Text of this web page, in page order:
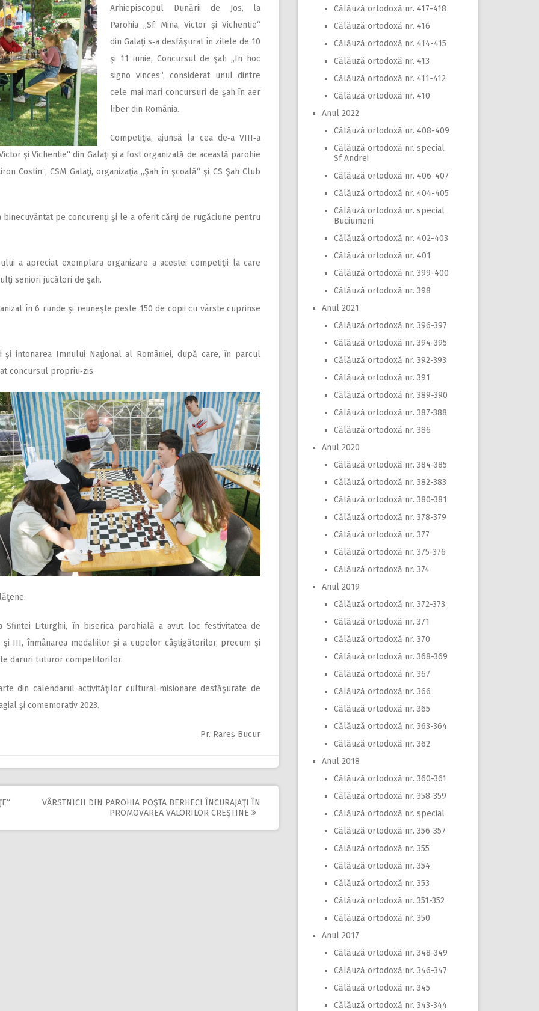
Arhiepis­copul Dunării de Jos, la
Parohia „Sf. Mina, Victor şi Vichentie“
din Galaţi s‑a desfăşurat în zilele de 10
şi 11 iunie, Concursul de şah „In hoc
signo vinces“, considerat unul dintre
cele mai mari concursuri de şah în aer
liber din România.
Competiţia, ajunsă la cea de‑a VIII‑a
şi Vichentie“ din Galaţi şi a fost organizată de această parohie
Costin“, CSM Galaţi, organizaţia „Şah în şcoală“ şi CS Şah Club
binecuvântat pe concurenţi şi le‑a oferit cărţi de rugăciune pentru
a apreciat exemplara organizare a acestei competiţii la care
seniori jucători de şah.
în 6 runde şi reuneşte peste 150 de copii cu vârste cuprinse
intonarea Imnului Naţional al României, după care, în parcul
concursul propriu‑zis.
Sfintei Liturghii, în biserica parohială a avut loc festivitatea de
III, înmânarea medaliilor şi a cupelor câştigătorilor, precum şi
daruri tuturor competitorilor.
din calendarul activităţilor cultural‑misionare desfăşurate de
şi comemorativ 2023.
Pr. Rareș Bucur
VÂRSTNICII DIN PAROHIA POŞTA BERHECI ÎNCURAJAŢI ÎN
PROMOVAREA VALORILOR CREŞTINE
Călăuză ortodoxă nr. 417-418
Călăuză ortodoxă nr. 416
Călăuză ortodoxă nr. 414-415
Călăuză ortodoxă nr. 413
Călăuză ortodoxă nr. 411-412
Călăuză ortodoxă nr. 410
Anul 2022
Călăuză ortodoxă nr. 408-409
Călăuză ortodoxă nr. special
Sf Andrei
Călăuză ortodoxă nr. 406-407
Călăuză ortodoxă nr. 404-405
Călăuză ortodoxă nr. special
Buciumeni
Călăuză ortodoxă nr. 402-403
Călăuză ortodoxă nr. 401
Călăuză ortodoxă nr. 399-400
Călăuză ortodoxă nr. 398
Anul 2021
Călăuză ortodoxă nr. 396-397
Călăuză ortodoxă nr. 394-395
Călăuză ortodoxă nr. 392-393
Călăuză ortodoxă nr. 391
Călăuză ortodoxă nr. 389-390
Călăuză ortodoxă nr. 387-388
Călăuză ortodoxă nr. 386
Anul 2020
Călăuză ortodoxă nr. 384-385
Călăuză ortodoxă nr. 382-383
Călăuză ortodoxă nr. 380-381
Călăuză ortodoxă nr. 378-379
Călăuză ortodoxă nr. 377
Călăuză ortodoxă nr. 375-376
Călăuză ortodoxă nr. 374
Anul 2019
Călăuză ortodoxă nr. 372-373
Călăuză ortodoxă nr. 371
Călăuză ortodoxă nr. 370
Călăuză ortodoxă nr. 368-369
Călăuză ortodoxă nr. 367
Călăuză ortodoxă nr. 366
Călăuză ortodoxă nr. 365
Călăuză ortodoxă nr. 363-364
Călăuză ortodoxă nr. 362
Anul 2018
Călăuză ortodoxă nr. 360-361
Călăuză ortodoxă nr. 358-359
Călăuză ortodoxă nr. special
Călăuză ortodoxă nr. 356-357
Călăuză ortodoxă nr. 355
Călăuză ortodoxă nr. 354
Călăuză ortodoxă nr. 353
Călăuză ortodoxă nr. 351-352
Călăuză ortodoxă nr. 350
Anul 2017
Călăuză ortodoxă nr. 348-349
Călăuză ortodoxă nr. 346-347
Călăuză ortodoxă nr. 345
Călăuză ortodoxă nr. 343-344